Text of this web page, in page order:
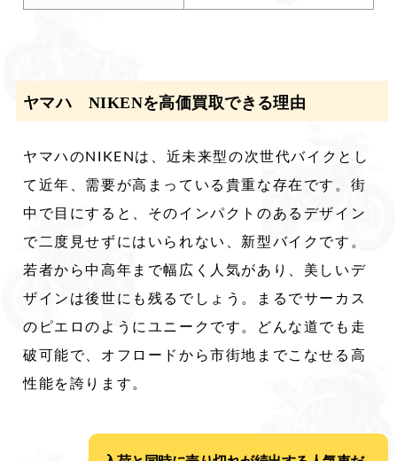
ヤマハ NIKENを高価買取できる理由
ヤマハのNIKENは、近未来型の次世代バイクとし
て近年、需要が高まっている貴重な存在です。街
中で目にすると、そのインパクトのあるデザイン
で二度見せずにはいられない、新型バイクです。
若者から中高年まで幅広く人気があり、美しいデ
ザインは後世にも残るでしょう。まるでサーカス
のピエロのようにユニークです。どんな道でも走
破可能で、オフロードから市街地までこなせる高
性能を誇ります。